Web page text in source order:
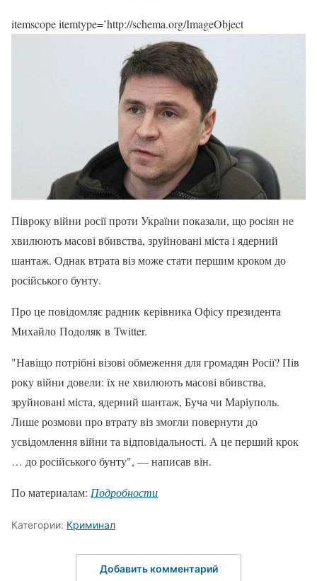
itemscope itemtype=’http://schema.org/ImageObject
Півроку війни росії проти України показали, що росіян не
хвилюють масові вбивства, зруйновані міста і ядерний
шантаж. Однак втрата віз може стати першим кроком до
російського бунту.
Про це повідомляє радник керівника Офісу президента
Михайло Подоляк в Twitter.
"Навіщо потрібні візові обмеження для громадян Росії? Пів
року війни довели: їх не хвилюють масові вбивства,
зруйновані міста, ядерний шантаж, Буча чи Маріуполь.
Лише розмови про втрату віз змогли повернути до
усвідомлення війни та відповідальності. А це перший крок
… до російського бунту", — написав він.
По материалам: Подробности
Категории: Криминал
Добавить комментарий